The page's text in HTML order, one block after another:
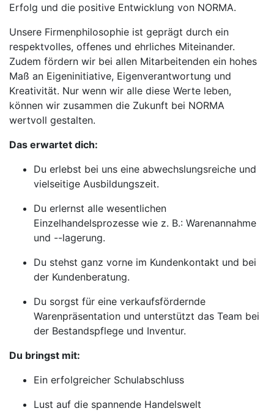
Erfolg und die positive Entwicklung von NORMA.
Unsere Firmenphilosophie ist geprägt durch ein
respektvolles, offenes und ehrliches Miteinander.
Zudem fördern wir bei allen Mitarbeitenden ein hohes
Maß an Eigeninitiative, Eigenverantwortung und
Kreativität. Nur wenn wir alle diese Werte leben,
können wir zusammen die Zukunft bei NORMA
wertvoll gestalten.
Das erwartet dich:
Du erlebst bei uns eine abwechslungsreiche und
vielseitige Ausbildungszeit.
Du erlernst alle wesentlichen
Einzelhandelsprozesse wie z. B.: Warenannahme
und --lagerung.
Du stehst ganz vorne im Kundenkontakt und bei
der Kundenberatung.
Du sorgst für eine verkaufsfördernde
Warenpräsentation und unterstützt das Team bei
der Bestandspflege und Inventur.
Du bringst mit:
Ein erfolgreicher Schulabschluss
Lust auf die spannende Handelswelt